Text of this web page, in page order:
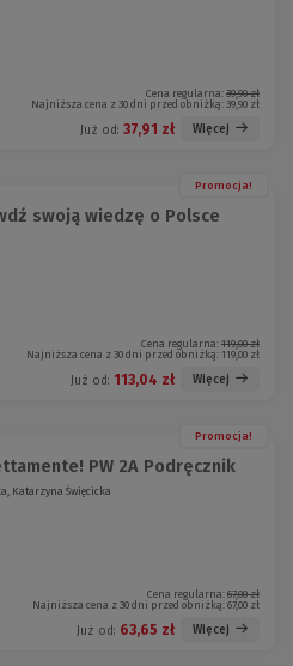
Cena regularna: 39,90 zł
Najniższa cena z 30 dni przed obniżką: 39,90 zł
Już od: 37,91 zł Więcej
Promocja!
swoją wiedzę o Polsce
Cena regularna: 119,00 zł
Najniższa cena z 30 dni przed obniżką: 119,00 zł
Już od: 113,04 zł Więcej
Promocja!
PW 2A Podręcznik
Katarzyna Święcicka
Cena regularna: 67,00 zł
Najniższa cena z 30 dni przed obniżką: 67,00 zł
Już od: 63,65 zł Więcej